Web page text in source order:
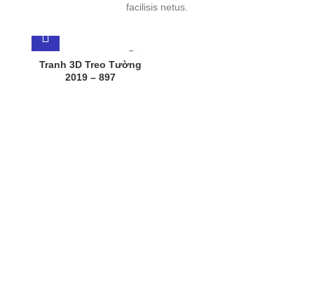
facilisis netus.
Tranh 3D Treo Tường
2019 – 897